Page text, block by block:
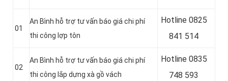
01
An Bình hỗ trợ tư vấn báo giá chi phí
thi công lợp tôn
Hotline 0825
841 514
02
An Bình hỗ trợ tư vấn báo giá chi phí
thi công lắp dựng xà gồ vách
Hotline 0835
748 593